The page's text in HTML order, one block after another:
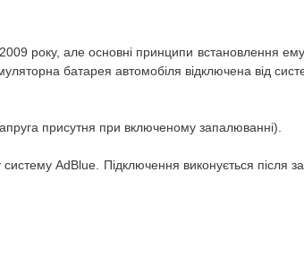
року, але основні принципи встановлення
батарея автомобіля відключена від
присутня при включеному запалюванні).
AdBlue.
Підключення виконується після